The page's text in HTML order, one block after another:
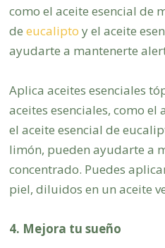
como el aceite esencial de
de eucalipto y el aceite
ayudarte a mantenerte
Aplica aceites esenciales
aceites esenciales, como el
el aceite esencial de
limón, pueden ayudarte a
concentrado. Puedes
piel, diluidos en un aceite
4. Mejora tu sueño